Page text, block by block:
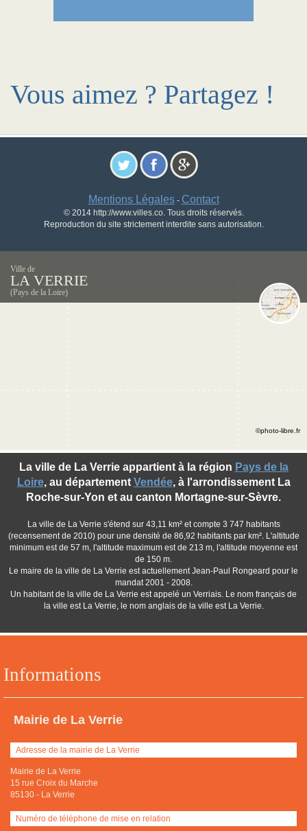
Vous aimez ? Partagez !
Mentions Légales- Contact
© 2014 http://www.villes.co. Tous droits réservés.
Reproduction du site strictement interdite sans autorisation.
Ville de
LA VERRIE
(Pays de la Loire)
Informations
Mairie de La Verrie
Adresse de la mairie de La Verrie
Mairie de La Verrie
15 rue Croix du Marche
85130 - La Verrie
Numéro de téléphone de mise en relation
La ville de La Verrie appartient à la région Pays de la
Loire, au département Vendée, à l'arrondissement La
Roche-sur-Yon et au canton Mortagne-sur-Sèvre.
La ville de La Verrie s'étend sur 43,11 km² et compte 3 747 habitants
(recensement de 2010) pour une densité de 86,92 habitants par km². L'altitude
minimum est de 57 m, l'altitude maximum est de 213 m, l'altitude moyenne est
de 150 m.
Le maire de la ville de La Verrie est actuellement Jean-Paul Rongeard pour le
mandat 2001 - 2008.
Un habitant de la ville de La Verrie est appelé un Verriais. Le nom français de
la ville est La Verrie, le nom anglais de la ville est La Verrie.
©photo-libre.fr